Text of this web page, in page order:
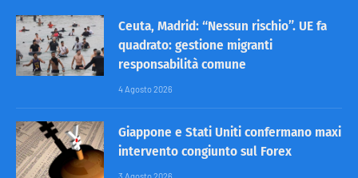
Ceuta, Madrid: “Nessun rischio”. UE fa
quadrato: gestione migranti
responsabilità comune
4 Agosto 2026
Giappone e Stati Uniti confermano maxi
intervento congiunto sul Forex